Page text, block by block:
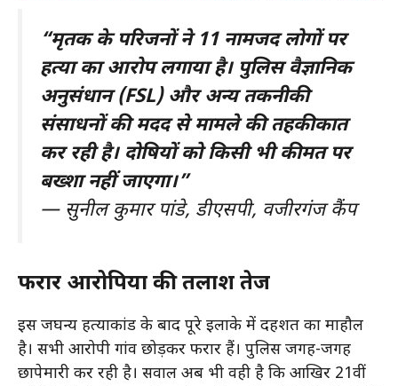
“मृतक के परिजनों ने 11 नामजद लोगों पर
हत्या का आरोप लगाया है। पुलिस वैज्ञानिक
अनुसंधान (FSL) और अन्य तकनीकी
संसाधनों की मदद से मामले की तहकीकात
कर रही है। दोषियों को किसी भी कीमत पर
बख्शा नहीं जाएगा।”
— सुनील कुमार पांडे, डीएसपी, वजीरगंज कैंप
फरार आरोपियों की तलाश तेज
इस जघन्य हत्याकांड के बाद पूरे इलाके में दहशत का माहौल
है। सभी आरोपी गांव छोड़कर फरार हैं। पुलिस जगह-जगह
छापेमारी कर रही है। सवाल अब भी वही है कि आखिर 21वीं